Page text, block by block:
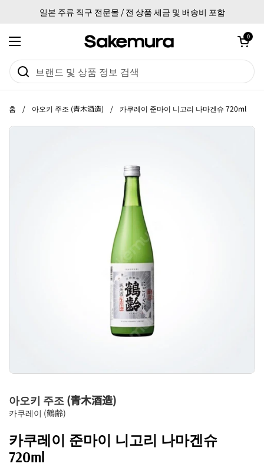
일본 주류 직구 전문몰 / 전 상품 세금 및 배송비 포함
메뉴 열기
카트 열기
0
홈 / 아오키 주조 (青木酒造) / 카쿠레이 준마이 니고리 나마겐슈 720ml
아오키 주조 (青木酒造)
카쿠레이 (鶴齢)
카쿠레이 준마이 니고리 나마겐슈
720ml